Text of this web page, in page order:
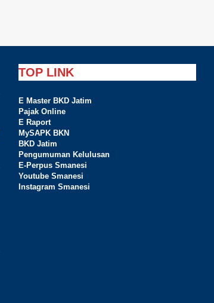
TOP LINK
E Master BKD Jatim
Pajak Online
E Raport
MySAPK BKN
BKD Jatim
Pengumuman Kelulusan
E-Perpus Smanesi
Youtube Smanesi
Instagram Smanesi